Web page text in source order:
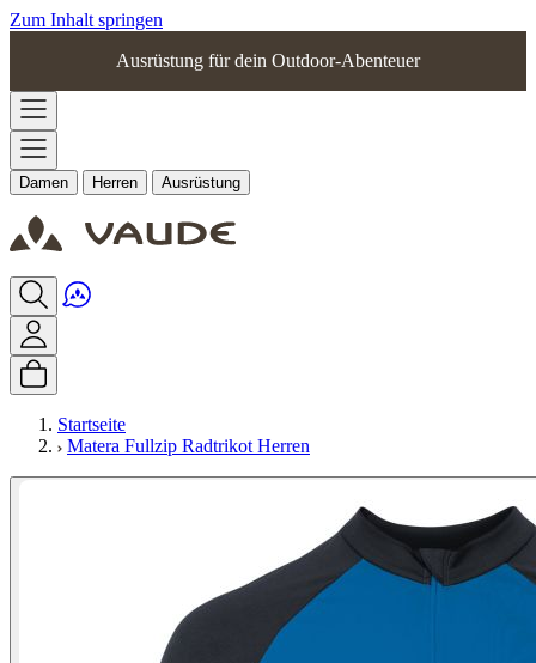
Zum Inhalt springen
Ausrüstung für dein Outdoor-Abenteuer
Damen Herren Ausrüstung
Startseite
Matera Fullzip Radtrikot Herren